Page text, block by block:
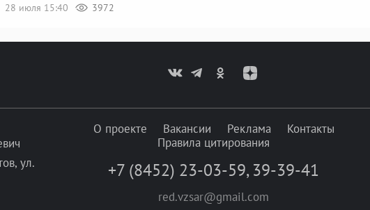
28 июля 15:40
3972
ул.
О проекте Вакансии Реклама
Контакты
Правила цитирования
+7 (8452) 23-03-59, 39-39-41
red.vzsar@gmail.com